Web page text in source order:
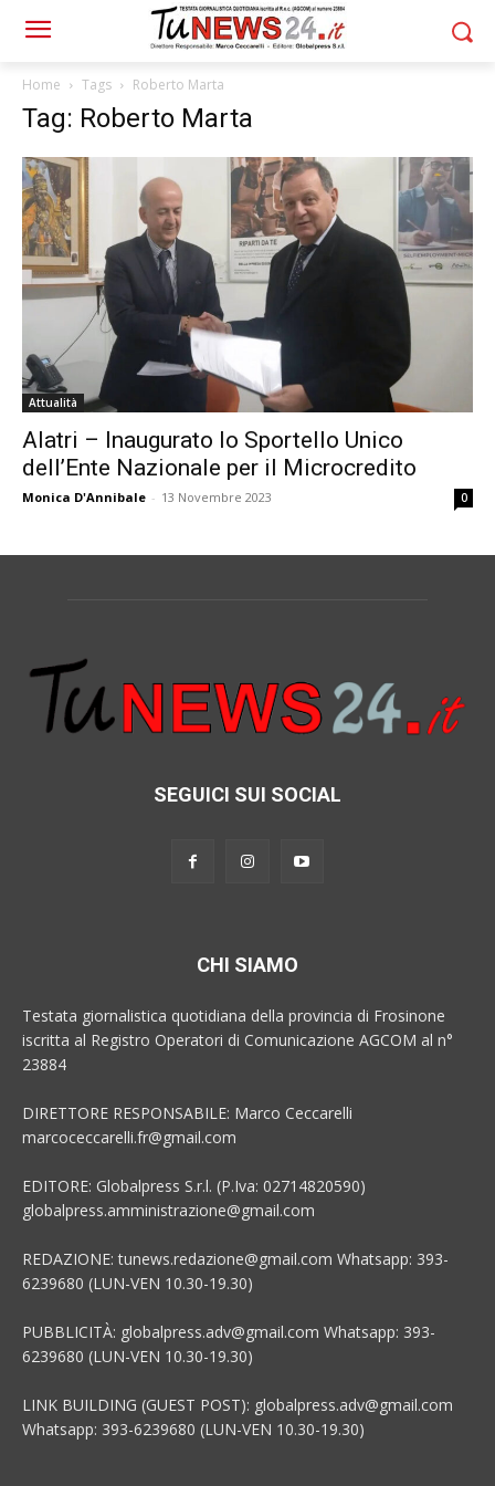
Home Tags Roberto Marta
Tag: Roberto Marta
Attualità
Alatri – Inaugurato lo Sportello Unico
dell’Ente Nazionale per il Microcredito
Monica D'Annibale - 13 Novembre 2023 0
SEGUICI SUI SOCIAL
CHI SIAMO
Testata giornalistica quotidiana della provincia di Frosinone
iscritta al Registro Operatori di Comunicazione AGCOM al n°
23884
DIRETTORE RESPONSABILE: Marco Ceccarelli
marcoceccarelli.fr@gmail.com
EDITORE: Globalpress S.r.l. (P.Iva: 02714820590)
globalpress.amministrazione@gmail.com
REDAZIONE: tunews.redazione@gmail.com Whatsapp: 393-
6239680 (LUN-VEN 10.30-19.30)
PUBBLICITÀ: globalpress.adv@gmail.com Whatsapp: 393-
6239680 (LUN-VEN 10.30-19.30)
LINK BUILDING (GUEST POST): globalpress.adv@gmail.com
Whatsapp: 393-6239680 (LUN-VEN 10.30-19.30)